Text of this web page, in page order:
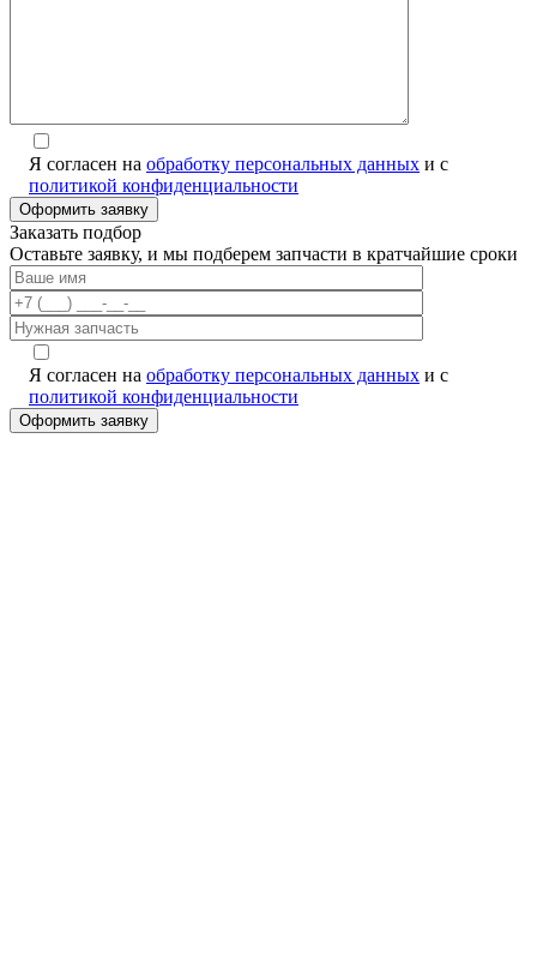
Я согласен на обработку персональных данных и с
политикой конфиденциальности
Заказать подбор
Оставьте заявку, и мы подберем запчасти в кратчайшие сроки
Я согласен на обработку персональных данных и с
политикой конфиденциальности